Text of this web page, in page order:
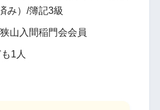
み）/簿記3級
山入間稲門会会員
1人